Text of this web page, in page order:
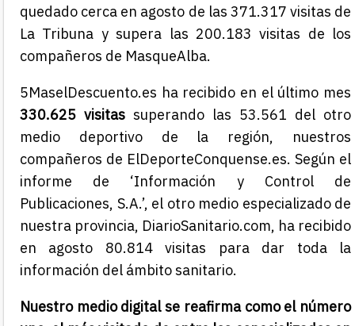
quedado cerca en agosto de las 371.317 visitas de
La Tribuna y supera las 200.183 visitas de los
compañeros de MasqueAlba.
5MaselDescuento.es ha recibido en el último mes
330.625 visitas superando las 53.561 del otro
medio deportivo de la región, nuestros
compañeros de ElDeporteConquense.es. Según el
informe de ‘Información y Control de
Publicaciones, S.A.’, el otro medio especializado de
nuestra provincia, DiarioSanitario.com, ha recibido
en agosto 80.814 visitas para dar toda la
información del ámbito sanitario.
Nuestro medio digital se reafirma como el número